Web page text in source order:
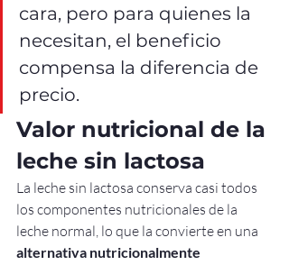
cara, pero para quienes la
necesitan, el beneficio
compensa la diferencia de
precio.
Valor nutricional de la
leche sin lactosa
La leche sin lactosa conserva casi todos
los componentes nutricionales de la
leche normal, lo que la convierte en una
alternativa nutricionalmente